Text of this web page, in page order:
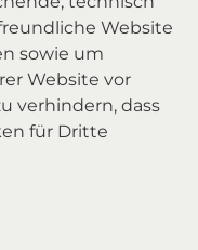
Website
sowie um
Website vor
verhindern, dass
für Dritte